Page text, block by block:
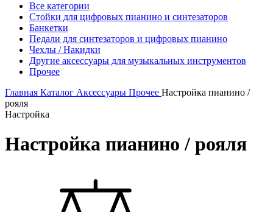
Все категории
Стойки для цифровых пианино и синтезаторов
Банкетки
Педали для синтезаторов и цифровых пианино
Чехлы / Накидки
Другие аксессуары для музыкальных инструментов
Прочее
Главная Каталог Аксессуары Прочее Настройка пианино /
рояля
Настройка
Настройка пианино / рояля